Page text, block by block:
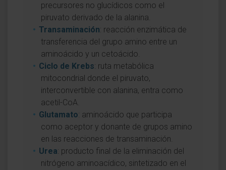
precursores no glucídicos como el
piruvato derivado de la alanina.
Transaminación: reacción enzimática de
transferencia del grupo amino entre un
aminoácido y un cetoácido.
Ciclo de Krebs: ruta metabólica
mitocondrial donde el piruvato,
interconvertible con alanina, entra como
acetil-CoA.
Glutamato: aminoácido que participa
como aceptor y donante de grupos amino
en las reacciones de transaminación.
Urea: producto final de la eliminación del
nitrógeno aminoacídico, sintetizado en el